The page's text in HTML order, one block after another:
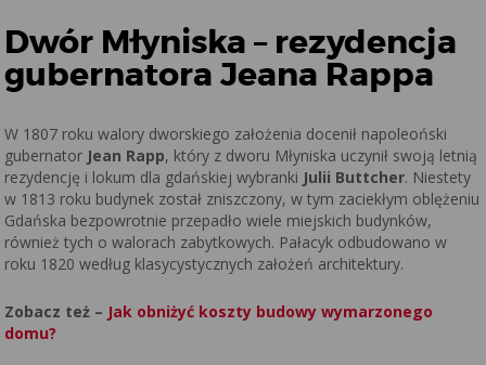
Dwór Młyniska – rezydencja
gubernatora Jeana Rappa
W 1807 roku walory dworskiego założenia docenił napoleoński
gubernator Jean Rapp, który z dworu Młyniska uczynił swoją letnią
rezydencję i lokum dla gdańskiej wybranki Julii Buttcher. Niestety
w 1813 roku budynek został zniszczony, w tym zaciekłym oblężeniu
Gdańska bezpowrotnie przepadło wiele miejskich budynków,
również tych o walorach zabytkowych. Pałacyk odbudowano w
roku 1820 według klasycystycznych założeń architektury.
Zobacz też – Jak obniżyć koszty budowy wymarzonego
domu?